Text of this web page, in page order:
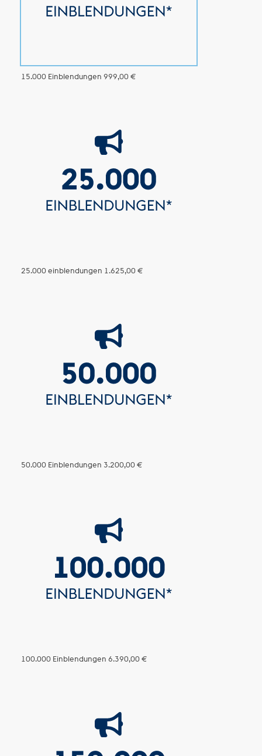
15.000 Einblendungen 999,00 €
25.000 einblendungen 1.625,00 €
50.000 Einblendungen 3.200,00 €
100.000 Einblendungen 6.390,00 €